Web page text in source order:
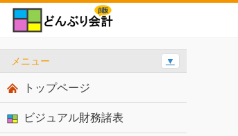
メニュー ▼
トップページ
ビジュアル財務諸表